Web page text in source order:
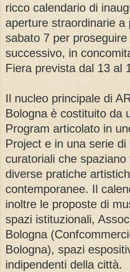
ricco calendario di
aperture straordinarie a
sabato 7 per
successivo, in
Fiera prevista dal 13 al
Il nucleo principale di
Bologna è costituito da
Program articolato in
Project e in una serie di
curatoriali che spaziano
diverse pratiche
contemporanee. Il
inoltre le proposte di
spazi istituzionali,
Bologna
Bologna), spazi
indipendenti della città.